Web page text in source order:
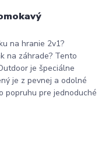
na hranie 2v1?
na záhrade? Tento
je špeciálne
je z pevnej a odolné
popruhu pre jednoduché